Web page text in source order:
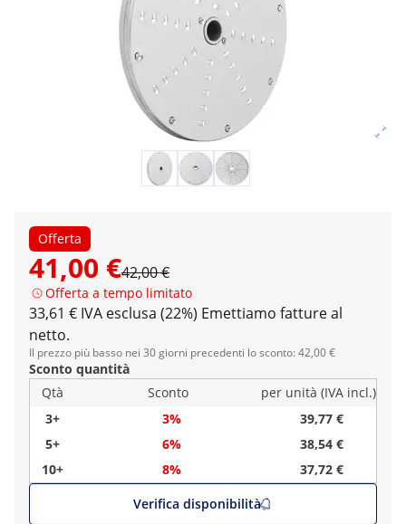
Offerta
41,00 €42,00 €
Offerta a tempo limitato
33,61 € IVA esclusa (22%) Emettiamo fatture al
netto.
Il prezzo più basso nei 30 giorni precedenti lo sconto: 42,00 €
Sconto quantità
Qtà
Sconto
per unità (IVA incl.)
3+
3%
39,77 €
5+
6%
38,54 €
10+
8%
37,72 €
Verifica disponibilità